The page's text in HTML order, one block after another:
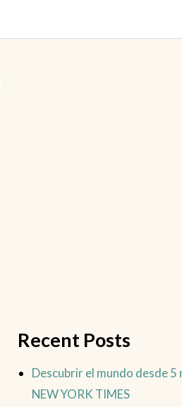
Recent Posts
Descubrir el mundo desde
NEW YORK TIMES